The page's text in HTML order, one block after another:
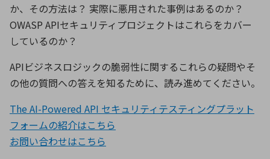
ミリ波レーダー
ブログ｜ここから始まる最新技術
製品製造・加工
レーダ・衛星通信
照射
特定用途向け・その他
Q
R S
T
U
V W
X
か、その方法は？ 実際に悪用された事例はあるのか？
OWASP APIセキュリティプロジェクトはこれらをカバー
しているのか？
API ビジネスロジックの脆弱性に関するこれらの疑問やそ
の他の質問への答えを知るために、読み進めてください。
The AI-Powered API セキュリティテスティングプラット
フォームの紹介はこちら
お問い合わせはこちら